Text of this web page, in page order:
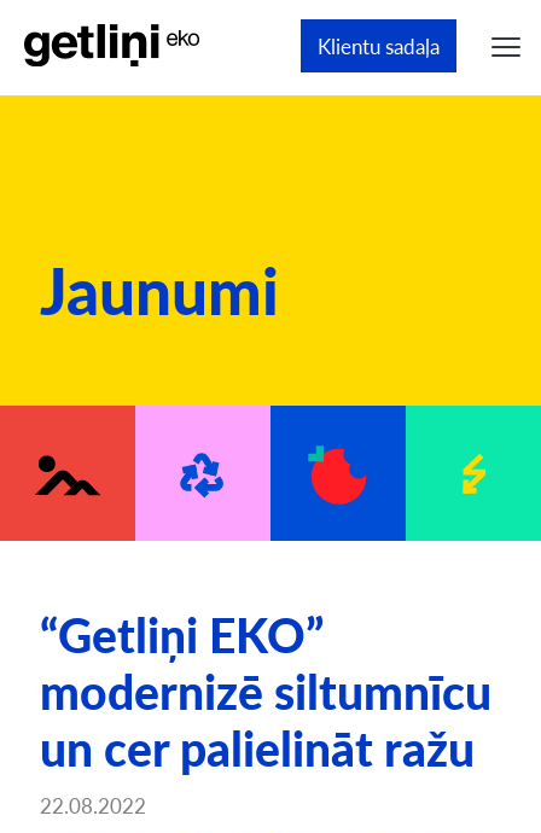
Klientu sadaļa
Jaunumi
“Getliņi EKO”
modernizē siltumnīcu
un cer palielināt ražu
22.08.2022